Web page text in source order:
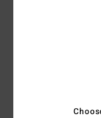
Livraison &
Avis clients